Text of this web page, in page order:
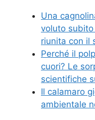
Una
voluto
riunita con il
Perché il
cuori? Le
scientifiche
Il calamaro
ambientale